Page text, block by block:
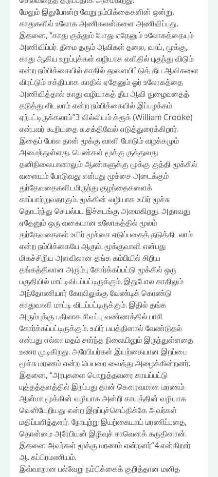
மேலும் இதுபோன்ற வேறு நம்பிக்கைகளின் ஒன்று,
காதுகளில் உலோக அணிகலன்களை அணிவிப்பது.
இதனை, “காது குத்தும் போது ஏதேனும் உலோகத்தையும்
அணிவிப்பர். தீமை தரும் ஆவிகள் தலை, வாய், மூக்கு,
காது ஆகிய உறுப்புக்கள் வழியாக எளிதில் புகுந்து விடும்
என்ற நம்பிக்கையில் காதில் துளையிட்டுத் தீய ஆவிகளை
விரட்டும் சக்தியாக காதில் ஏதேனும் ஓர் உலோகத்தை
அணிவித்தால் காது வழியாகத் தீய ஆவி நுழைவதைத்
தடுத்து விடலாம் என்ற நம்பிக்கையில் இப்பழக்கம்
ஏற்பட்டிருக்கலாம்”3 வில்லியம் க்ரூக் (William Crooke)
என்பவர் கூறியதை சு.சக்திவேல் எடுத்துரைக்கிறார்.
இதைப் போல தான் மூக்கு வாளி போடும் வழக்கமும்
அமைந்துள்ளது. பெண்கள் மூக்கு குத்துவது
தனிநிலையானாலும் ஆண்களுக்கு மூக்கு குத்தி மூக்கில்
வளையம் போடுவது என்பது மூச்சை அடைக்கும்
துர்தேவதைகளிடமிருந்து குழந்தைகளைக்
காப்பாற்றுவதாகும். மூக்கின் வழியாக உயிர் மூச்சு
தொடர்ந்து செயல்பட இச்சடங்கு அமைகிறது. அதாவது
ஏதேனும் ஒரு வகையான உலோகத்தில் மூலம்
துர்தேவதைகள் உயிர் மூச்சை எடுப்பதைத் தடுத்திடலாம்
என்ற நம்பிக்கையே ஆகும். மூக்குவாளி என்பது
மிகச்சிறிய அளவிலான தங்க கம்பியில் சிறிய
தங்கத்திலான அரும்பு கோர்க்கப்பட்டு மூக்கில் ஒரு
பகுதியில் மாட்டிவிடப்பட்டிருக்கும். இதுபோல காதிலும்
அந்தோணியார் கோவிலுக்கு வேண்டிக் கொண்டு
காதுவாளி மாட்டி விடப்பட்டிருக்கும். இதில் தங்க
அரும்புக்கு பதிலாக சிவப்பு வண்ணத்தில் பாசி
கோர்க்கப்பட்டிருக்கும். உயிர் பயத்தினால் வேண்டுதல்
என்பது எல்லா மதம் சார்ந்த நிலையிலும் இருந்துள்ளதை
உணர முடிகிறது. அரேபியர்கள் இயற்கையான இறப்பை
மூச்சு மரணம் என்ற பெயரை வைத்து அழைக்கின்றனர்.
இதனை, “அரபுகளை பொறுத்தவரை காயப்பட்டு
யுத்தத்தளத்தில் இறப்பது தான் கௌரவமான மரணம்.
ஆன்மா மூக்கின் வழியாக அன்றி காயத்தின் வழியாக
வெளியேறியது என்ற இறப்புச்செய்திக்கே அவர்கள்
மதிப்பளித்தனர். நோயுற்று இயற்கையாய் மரணிப்பதை,
தொன்மை அரேபியன் இழிவுச் சாவெனக் கருதினான்.
இதனை அவர்கள் மூக்கு மரணம் என்றனர்”4 என்கிறார்
ஆ. சுப்பிரமணியம்.
இவ்வாறான பல்வேறு நம்பிக்கைக் குறித்தான மனித